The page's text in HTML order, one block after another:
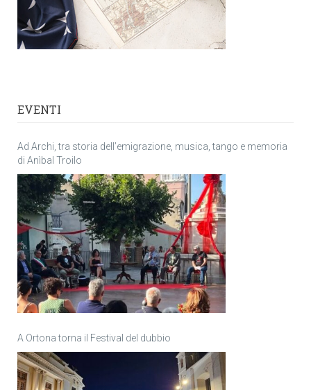
EVENTI
Ad Archi, tra storia dell’emigrazione, musica, tango e memoria
di Anìbal Troilo
A Ortona torna il Festival del dubbio